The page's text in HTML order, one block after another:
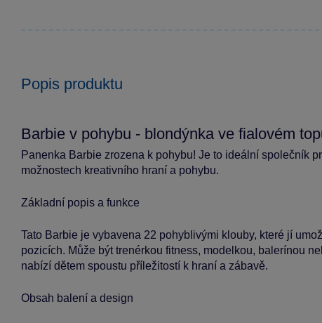
Popis produktu
Barbie v pohybu - blondýnka ve fialovém
Panenka Barbie zrozena k pohybu! Je to ideální společník
možnostech kreativního hraní a pohybu.
Základní popis a funkce
Tato Barbie je vybavena 22 pohyblivými klouby, které jí
pozicích. Může být trenérkou fitness, modelkou, balerínou
nabízí dětem spoustu příležitostí k hraní a zábavě.
Obsah balení a design